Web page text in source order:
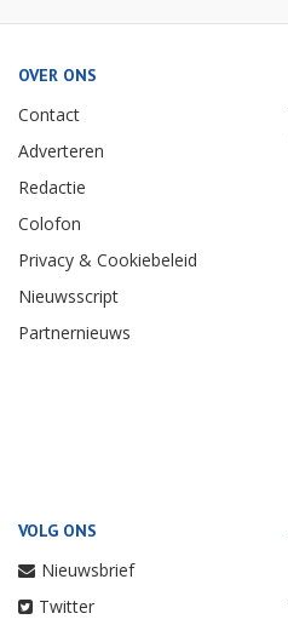
OVER ONS
Contact
Adverteren
Redactie
Colofon
Privacy & Cookiebeleid
Nieuwsscript
Partnernieuws
VOLG ONS
Nieuwsbrief
Twitter